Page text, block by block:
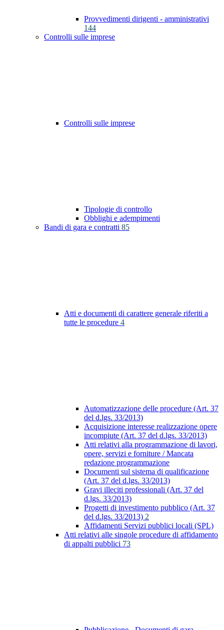
Provvedimenti dirigenti - amministrativi
144
Controlli sulle imprese
Controlli sulle imprese
Tipologie di controllo
Obblighi e adempimenti
Bandi di gara e contratti 85
Atti e documenti di carattere generale riferiti a
tutte le procedure 4
Automatizzazione delle procedure (Art. 37
del d.lgs. 33/2013)
Acquisizione interesse realizzazione opere
incompiute (Art. 37 del d.lgs. 33/2013)
Atti relativi alla programmazione di lavori,
opere, servizi e forniture / Mancata
redazione programmazione
Documenti sul sistema di qualificazione
(Art. 37 del d.lgs. 33/2013)
Gravi illeciti professionali (Art. 37 del
d.lgs. 33/2013)
Progetti di investimento pubblico (Art. 37
del d.lgs. 33/2013) 2
Affidamenti Servizi pubblici locali (SPL)
Atti relativi alle singole procedure di affidamento
di appalti pubblici 73